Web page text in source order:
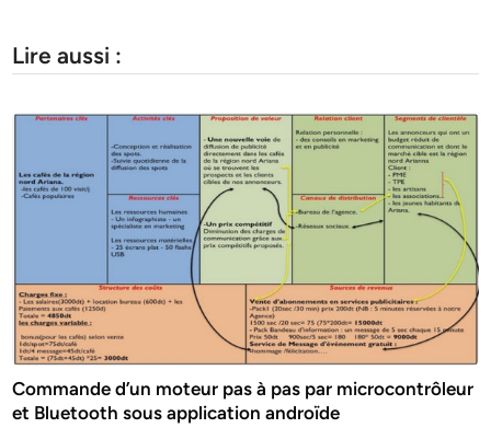
Lire aussi :
Commande d’un moteur pas à pas par microcontrôleur
et Bluetooth sous application androïde